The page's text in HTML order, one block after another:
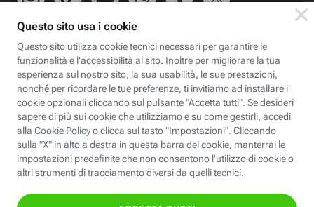
Scopri Fastweb
Chi siamo
Credits e note legali
Fastweb.it
Formazione
Fastweb Digital Academy